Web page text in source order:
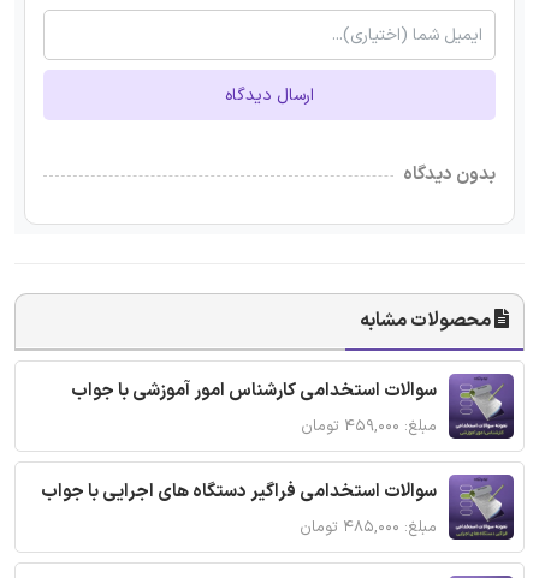
ارسال دیدگاه
بدون دیدگاه
محصولات مشابه
سوالات استخدامی کارشناس امور آموزشی با جواب
مبلغ: ۴۵۹,۰۰۰ تومان
سوالات استخدامی فراگیر دستگاه های اجرایی با جواب
مبلغ: ۴۸۵,۰۰۰ تومان